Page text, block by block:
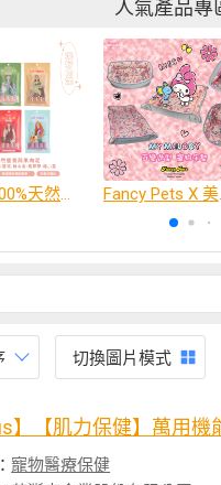
人氣產品專
泥好！100%天然營養蔬果肉泥 Fancy
切換圖片模式
】【肌力保健】萬用
寵物醫療保健